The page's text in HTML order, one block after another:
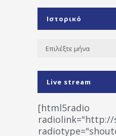
Ιστορικό
Ιστορικό
Live stream
[html5radio
radiolink="http://